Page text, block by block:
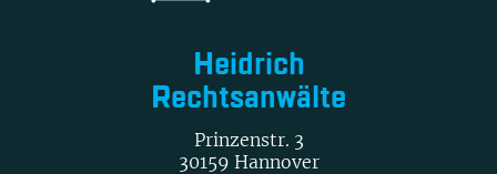
Heidrich
Rechtsanwälte
Prinzenstr. 3
30159 Hannover